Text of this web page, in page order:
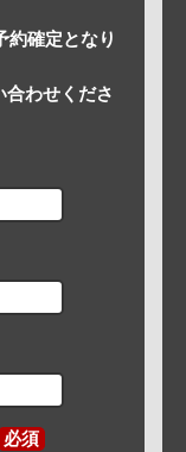
約確定となり
わせくださ
必須